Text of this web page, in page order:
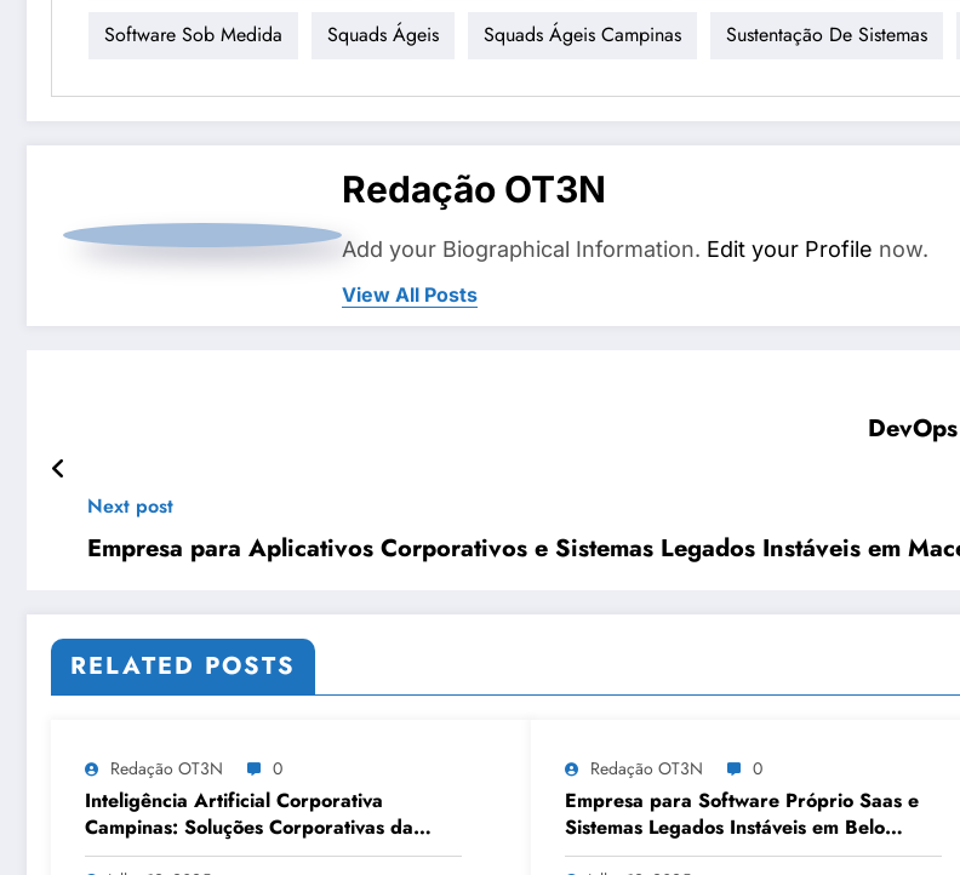
Software Sob Medida Squads Ágeis Squads Ágeis Campinas Sustentação De Sistemas
Redação OT3N
Add your Biographical Information. Edit your Profile now.
View All Posts
Next post
Empresa para Aplicativos Corporativos e Sistemas Legados Instáveis em
RELATED POSTS
Redação OT3N 0
Inteligência Artificial Corporativa
Campinas: Soluções Corporativas da
OT3N Brasil – Guia 3083
Redação OT3N 0
Empresa para Software Próprio Saas e
Sistemas Legados Instáveis em Belo
Horizonte | OT3N Brasil – Guia 3449